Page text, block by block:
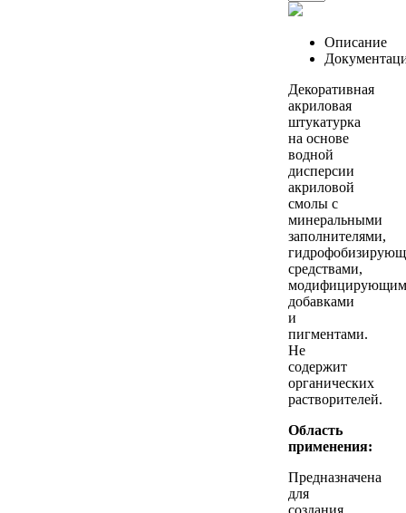
Описание
Декоративная
акриловая
штукатурка
на основе
водной
дисперсии
акриловой
смолы с
минеральными
заполнителями,
средствами,
добавками
и
пигментами.
Не
содержит
органических
растворителей.
Область
применения:
Предназначена
для
создания